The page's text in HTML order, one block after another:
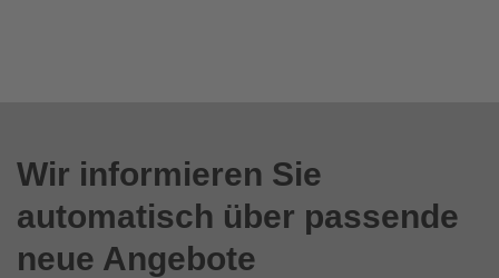
Wir informieren Sie
automatisch über passende
neue Angebote